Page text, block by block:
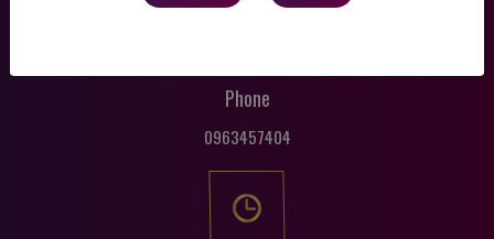
Phone
0963457404